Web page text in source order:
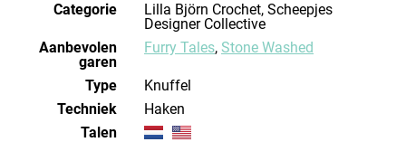
Categorie
Lilla Björn Crochet, Scheepjes
Designer Collective
Aanbevolen
garen
Furry Tales, Stone Washed
Type
Knuffel
Techniek
haken
Talen